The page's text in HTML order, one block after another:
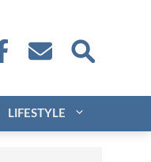
LIFESTYLE